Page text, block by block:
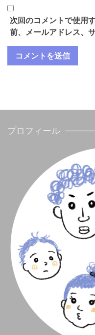
次回のコメントで使用
前、メールアドレス、
プロフィール